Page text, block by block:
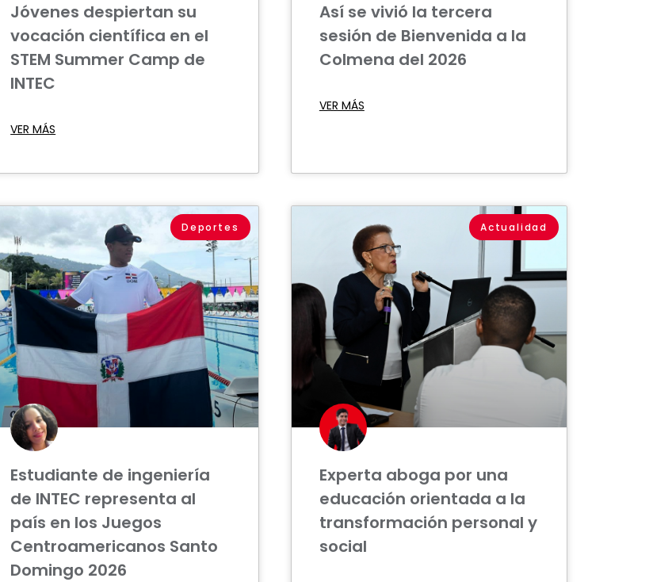
Jóvenes despiertan su
vocación científica en el
STEM Summer Camp de
INTEC
VER MÁS
Así se vivió la tercera
sesión de Bienvenida a la
Colmena del 2026
VER MÁS
Deportes
Estudiante de ingeniería
de INTEC representa al
país en los Juegos
Centroamericanos Santo
Domingo 2026
Actualidad
Experta aboga por una
educación orientada a la
transformación personal y
social